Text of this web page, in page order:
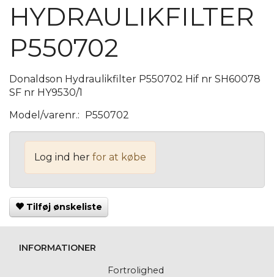
HYDRAULIKFILTER
P550702
Donaldson Hydraulikfilter P550702 Hif nr SH60078
SF nr HY9530/1
Model/varenr.: P550702
Log ind her for at købe
Tilføj ønskeliste
INFORMATIONER
Fortrolighed